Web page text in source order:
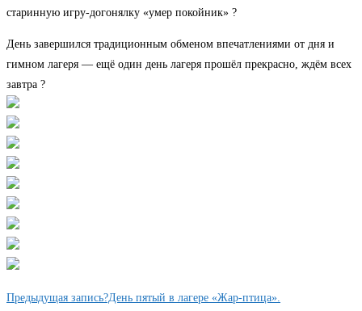
старинную игру-догонялку «умер покойник» ?
День завершился традиционным обменом впечатлениями от дня и
гимном лагеря — ещё один день лагеря прошёл прекрасно, ждём всех
завтра ?
Читать
Предыдущая запись?️День пятый в лагере «Жар-птица».